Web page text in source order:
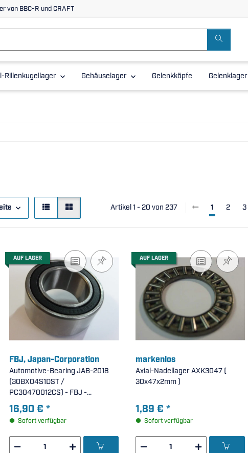
von BBC-R und CRAFT
Rillenkugellager Gehäuselager Gelenkköpfe Gelenklager
Artikel 1 - 20 von 237 1 2 3
AUF LAGER
FBJ, Japan-Corporation
Automotive-Bearing JAB-2018
(30BX04S1DST /
PC30470012CS) - FBJ -
beidseitig Dichtscheiben,
zweireihig ( 30x47x12mm )
16,90 € *
Sofort verfügbar
AUF LAGER
markenlos
Axial-Nadellager AXK3047 (
30x47x2mm )
1,89 € *
Sofort verfügbar